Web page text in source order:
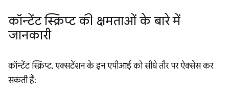
कॉन्टेंट स्क्रिप्ट की क्षमताओं के बारे में
जानकारी
कॉन्टेंट स्क्रिप्ट, एक्सटेंशन के इन एपीआई को सीधे तौर पर ऐक्सेस कर
सकती हैं: